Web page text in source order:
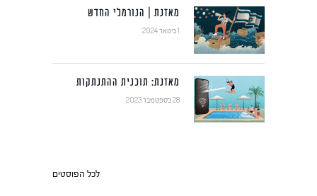
מאזנת | הנורמלי החדש
1 בינואר 2024
מאזנת: תוכנית ההתנתקות
28 בספטמבר 2023
לכל הפוסטים